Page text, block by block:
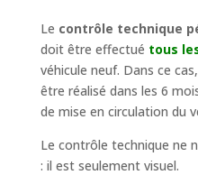
Le contrôle technique
doit être effectué tous
véhicule neuf. Dans ce
être réalisé dans les 6
de mise en circulation du
Le contrôle technique ne
: il est seulement visuel.